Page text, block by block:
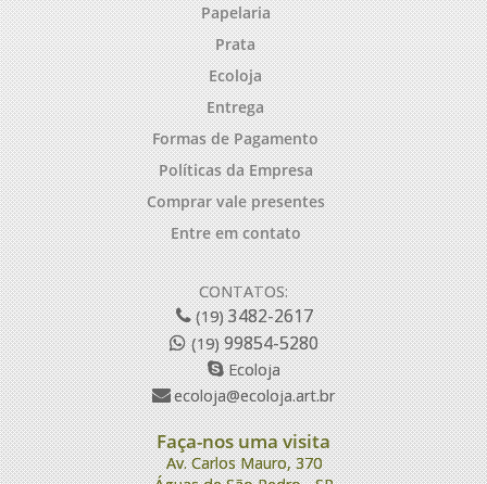
Papelaria
Prata
Ecoloja
Entrega
Formas de Pagamento
Políticas da Empresa
Comprar vale presentes
Entre em contato
CONTATOS:
(19)3482-2617
(19)99854-5280
Ecoloja
ecoloja@ecoloja.art.br
Faça-nos uma visita
Av. Carlos Mauro, 370